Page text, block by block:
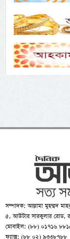
সম্পাদক: আল্লামা মুহম্মদ
৫, আউটার সারকুলার রোড,
মোবাইল: (৮৮) ০১৭১৬
ফ্যাক্স: (৮৮ ০২) ৯৩৩৮৭৮৮